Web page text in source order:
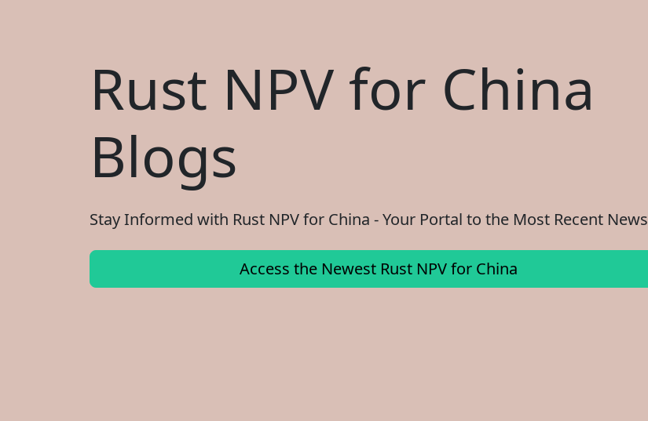
Rust NPV for China
Blogs
Stay Informed with Rust NPV for China - Your Portal to the Most Recent News
Access the Newest Rust NPV for China